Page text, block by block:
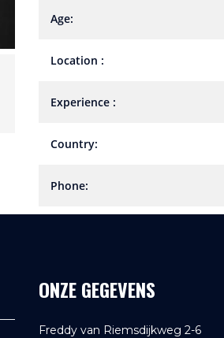
Age:
Location :
Experience :
Country:
Phone:
ONZE GEGEVENS
Freddy van Riemsdijkweg 2-6